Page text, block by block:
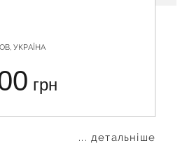
УКРАЇНА
грн
... детальніше